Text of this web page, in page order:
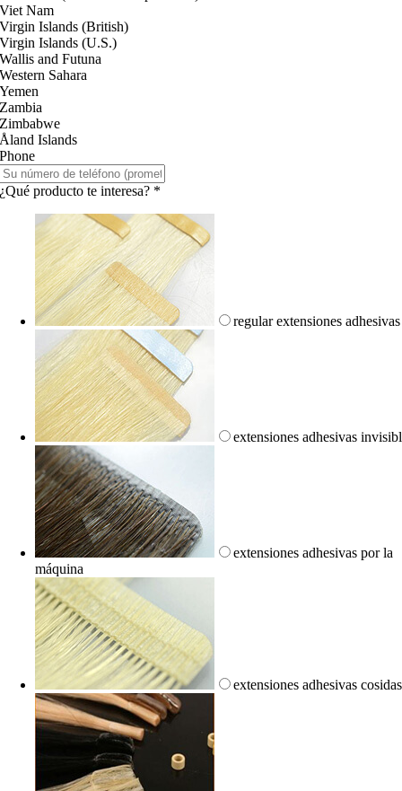
Viet Nam
Virgin Islands (British)
Virgin Islands (U.S.)
Wallis and Futuna
Western Sahara
Yemen
Zambia
Zimbabwe
Åland Islands
Phone
¿Qué producto te interesa? *
regular extensiones adhesivas
extensiones adhesivas
extensiones adhesivas por la
máquina
extensiones adhesivas cosidas